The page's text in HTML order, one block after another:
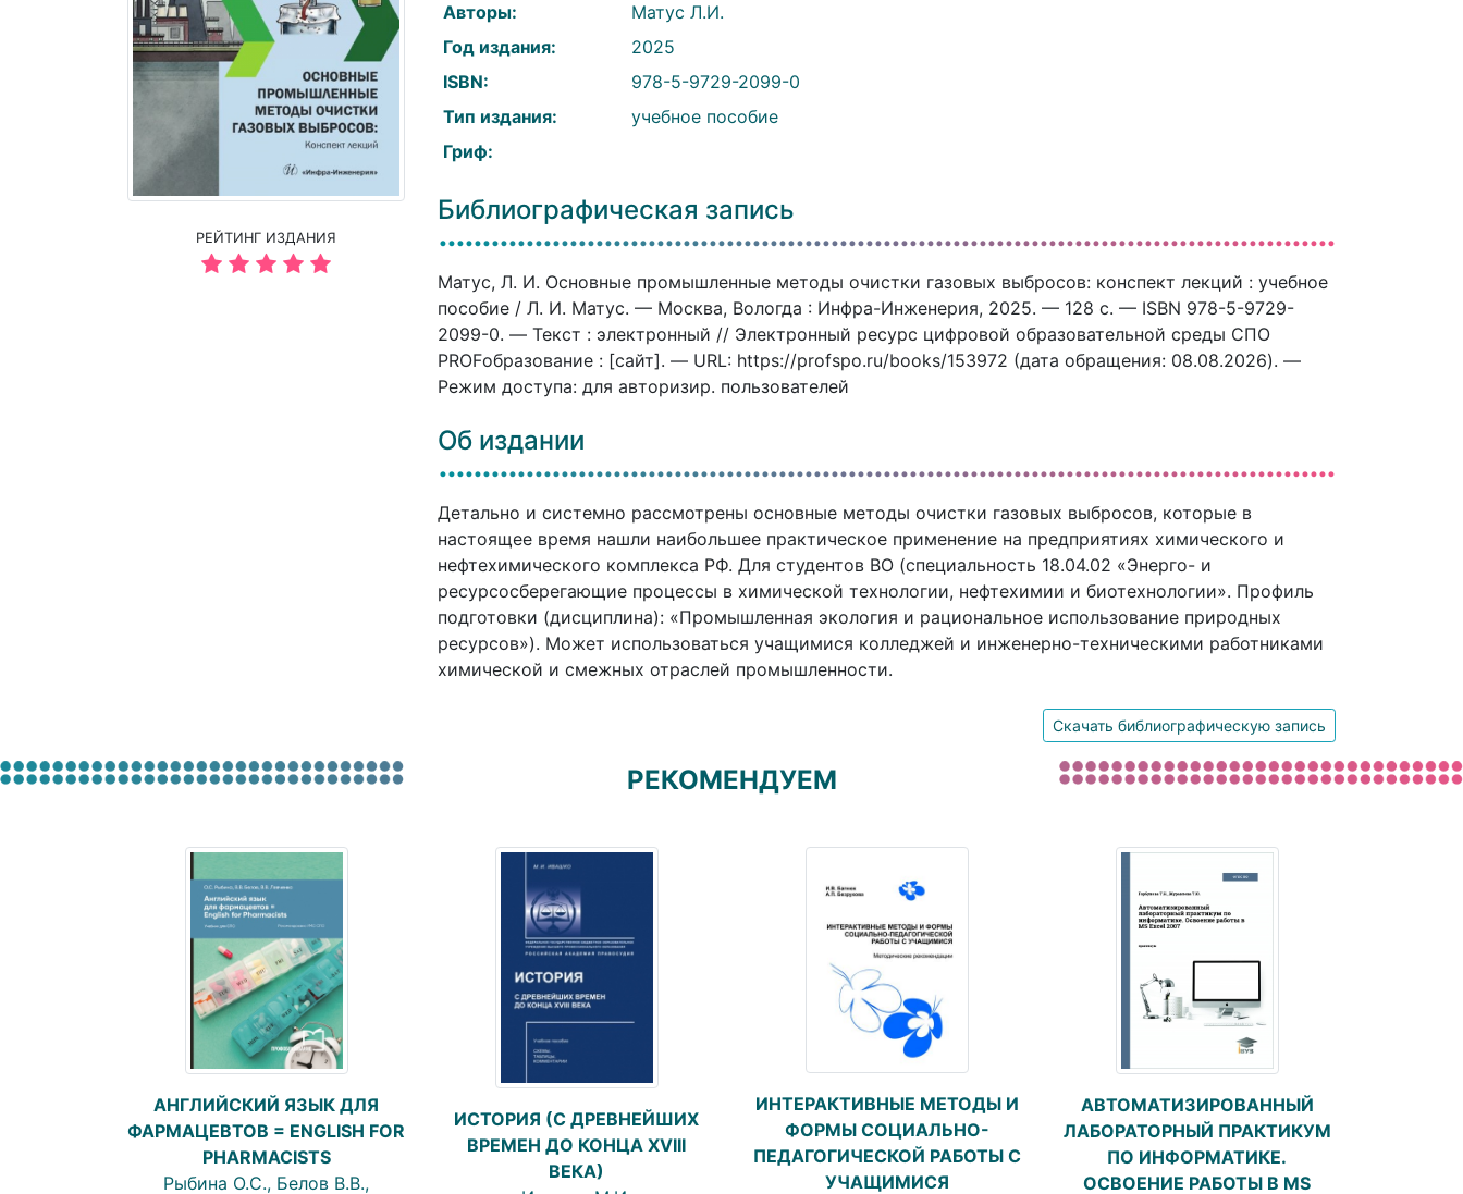
РЕЙТИНГ ИЗДАНИЯ
Авторы:
Матус Л.И.
Год издания:
2025
ISBN:
978-5-9729-2099-0
Тип издания:
учебное пособие
Гриф:
Библиографическая запись
Матус, Л. И. Основные промышленные методы очистки газовых выбросов: конспект лекций : учебное
пособие / Л. И. Матус. — Москва, Вологда : Инфра-Инженерия, 2025. — 128 c. — ISBN 978-5-9729-
2099-0. — Текст : электронный // Электронный ресурс цифровой образовательной среды СПО
PROFобразование : [сайт]. — URL: https://profspo.ru/books/153972 (дата обращения: 08.08.2026). —
Режим доступа: для авторизир. пользователей
Об издании
Детально и системно рассмотрены основные методы очистки газовых выбросов, которые в
настоящее время нашли наибольшее практическое применение на предприятиях химического и
нефтехимического комплекса РФ. Для студентов ВО (специальность 18.04.02 «Энерго- и
ресурсосберегающие процессы в химической технологии, нефтехимии и биотехнологии». Профиль
подготовки (дисциплина): «Промышленная экология и рациональное использование природных
ресурсов»). Может использоваться учащимися колледжей и инженерно-техническими работниками
химической и смежных отраслей промышленности.
Скачать библиографическую запись
РЕКОМЕНДУЕМ
АНГЛИЙСКИЙ ЯЗЫК ДЛЯ
ФАРМАЦЕВТОВ = ENGLISH FOR
PHARMACISTS
Рыбина О.С., Белов В.В.,
ИСТОРИЯ (С ДРЕВНЕЙШИХ
ВРЕМЕН ДО КОНЦА XVIII
ВЕКА)
ИНТЕРАКТИВНЫЕ МЕТОДЫ И
ФОРМЫ СОЦИАЛЬНО-
ПЕДАГОГИЧЕСКОЙ РАБОТЫ С
УЧАЩИМИСЯ
АВТОМАТИЗИРОВАННЫЙ
ЛАБОРАТОРНЫЙ ПРАКТИКУМ
ПО ИНФОРМАТИКЕ.
ОСВОЕНИЕ РАБОТЫ В MS